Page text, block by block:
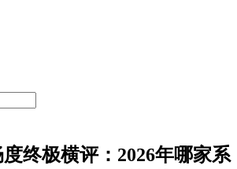
终极横评：2026年哪家系